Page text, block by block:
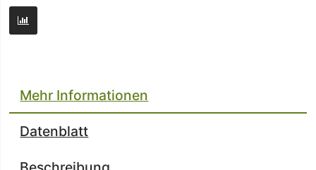
Mehr Informationen
Datenblatt